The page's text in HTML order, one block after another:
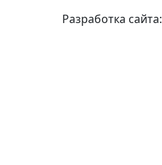
Разработка сайта: